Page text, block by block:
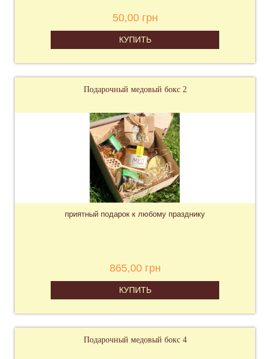
50,00 грн
КУПИТЬ
Подарочный медовый бокс 2
приятный подарок к любому празднику
865,00 грн
КУПИТЬ
Подарочный медовый бокс 4